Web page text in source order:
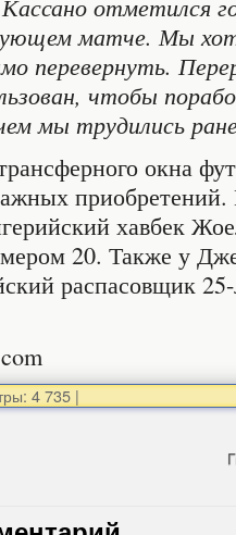
отметился
матче. Мы
перевернуть.
чтобы
мы трудились
окна
хавбек
20. Также у
распасовщик
4 735 |